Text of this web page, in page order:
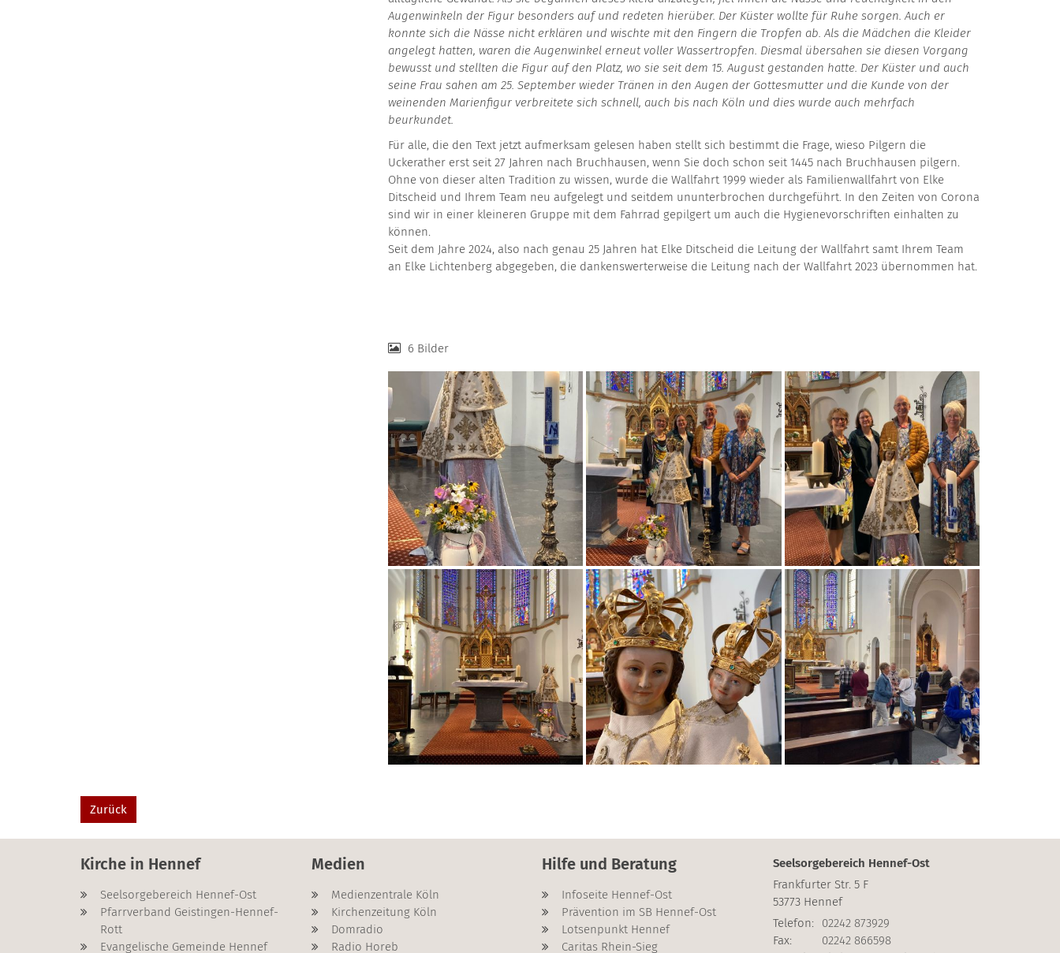
Augenwinkeln der Figur besonders auf und redeten hierüber. Der Küster wollte für Ruhe sorgen. Auch er
konnte sich die Nässe nicht erklären und wischte mit den Fingern die Tropfen ab. Als die Mädchen die Kleider
angelegt hatten, waren die Augenwinkel erneut voller Wassertropfen. Diesmal übersahen sie diesen Vorgang
bewusst und stellten die Figur auf den Platz, wo sie seit dem 15. August gestanden hatte. Der Küster und auch
seine Frau sahen am 25. September wieder Tränen in den Augen der Gottesmutter und die Kunde von der
weinenden Marienfigur verbreitete sich schnell, auch bis nach Köln und dies wurde auch mehrfach
beurkundet.
Für alle, die den Text jetzt aufmerksam gelesen haben stellt sich bestimmt die Frage, wieso Pilgern die
Uckerather erst seit 27 Jahren nach Bruchhausen, wenn Sie doch schon seit 1445 nach Bruchhausen pilgern.
Ohne von dieser alten Tradition zu wissen, wurde die Wallfahrt 1999 wieder als Familienwallfahrt von Elke
Ditscheid und Ihrem Team neu aufgelegt und seitdem ununterbrochen durchgeführt. In den Zeiten von Corona
sind wir in einer kleineren Gruppe mit dem Fahrrad gepilgert um auch die Hygienevorschriften einhalten zu
können.
Seit dem Jahre 2024, also nach genau 25 Jahren hat Elke Ditscheid die Leitung der Wallfahrt samt Ihrem Team
an Elke Lichtenberg abgegeben, die dankenswerterweise die Leitung nach der Wallfahrt 2023 übernommen hat.
6 Bilder
Zurück
Kirche in Hennef
Seelsorgebereich Hennef-Ost
Pfarrverband Geistingen-Hennef-
Rott
Evangelische Gemeinde Hennef
Medien
Medienzentrale Köln
Kirchenzeitung Köln
Domradio
Radio Horeb
Hilfe und Beratung
Infoseite Hennef-Ost
Prävention im SB Hennef-Ost
Lotsenpunkt Hennef
Caritas Rhein-Sieg
Seelsorgebereich Hennef-Ost
Frankfurter Str. 5 F
53773 Hennef
Telefon:
02242 873929
Fax:
02242 866598